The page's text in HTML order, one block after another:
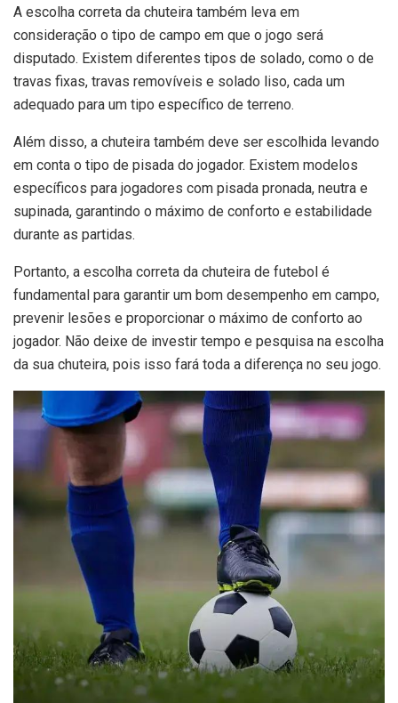
A escolha correta da chuteira também leva em
consideração o tipo de campo em que o jogo será
disputado. Existem diferentes tipos de solado, como o de
travas fixas, travas removíveis e solado liso, cada um
adequado para um tipo específico de terreno.
Além disso, a chuteira também deve ser escolhida levando
em conta o tipo de pisada do jogador. Existem modelos
específicos para jogadores com pisada pronada, neutra e
supinada, garantindo o máximo de conforto e estabilidade
durante as partidas.
Portanto, a escolha correta da chuteira de futebol é
fundamental para garantir um bom desempenho em campo,
prevenir lesões e proporcionar o máximo de conforto ao
jogador. Não deixe de investir tempo e pesquisa na escolha
da sua chuteira, pois isso fará toda a diferença no seu jogo.